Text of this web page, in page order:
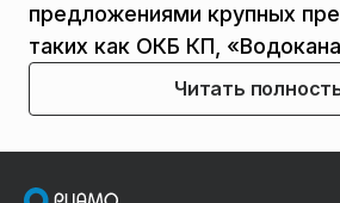
предложениями крупных
таких как ОКБ КП,
Читать